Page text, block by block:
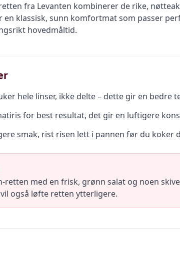
fra Levanten kombinerer de rike,
en klassisk, sunn komfortmat som passer
hovedmåltid.
hele linser, ikke delte – dette gir en bedre
for best resultat, det gir en luftigere
smak, rist risen lett i pannen før du koker
retten med en frisk, grønn salat og noen
også løfte retten ytterligere.